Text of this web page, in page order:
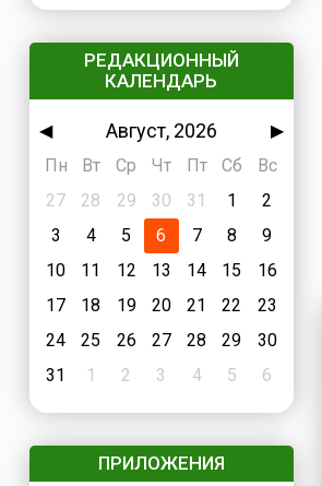
РЕДАКЦИОННЫЙ
КАЛЕНДАРЬ
◀ Август, 2026
▶
Пн
Вт Ср Чт Пт Сб
Вс
27
28 29 30 31 1
2
3
4 5 6 7 8
9
10
11 12 13 14 15
16
17
18 19 20 21 22
23
24
25 26 27 28 29
30
31
1 2 3 4 5 6
ПРИЛОЖЕНИЯ